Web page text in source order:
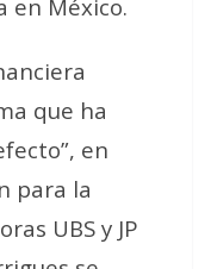
en México.
que ha
en
para la
UBS y JP